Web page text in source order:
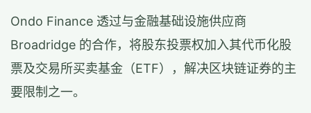
Ondo Finance 透过与金融基础设施供应商
Broadridge 的合作，将股东投票权加入其代币化股
票及交易所买卖基金（ETF），解决区块链证券的主
要限制之一。